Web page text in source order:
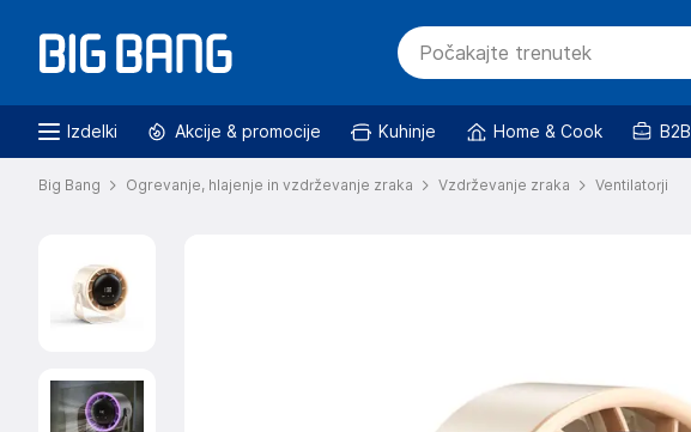
Izdelki Akcije & promocije Kuhinje Home & Cook B2B
Big Bang Ogrevanje, hlajenje in vzdrževanje zraka Vzdrževanje zraka Ventilatorji